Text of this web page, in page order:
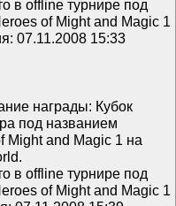
в offline турнире под
of Might and Magic 1
07.11.2008 15:33
награды: Кубок
под названием
Might and Magic 1 на
в offline турнире под
of Might and Magic 1